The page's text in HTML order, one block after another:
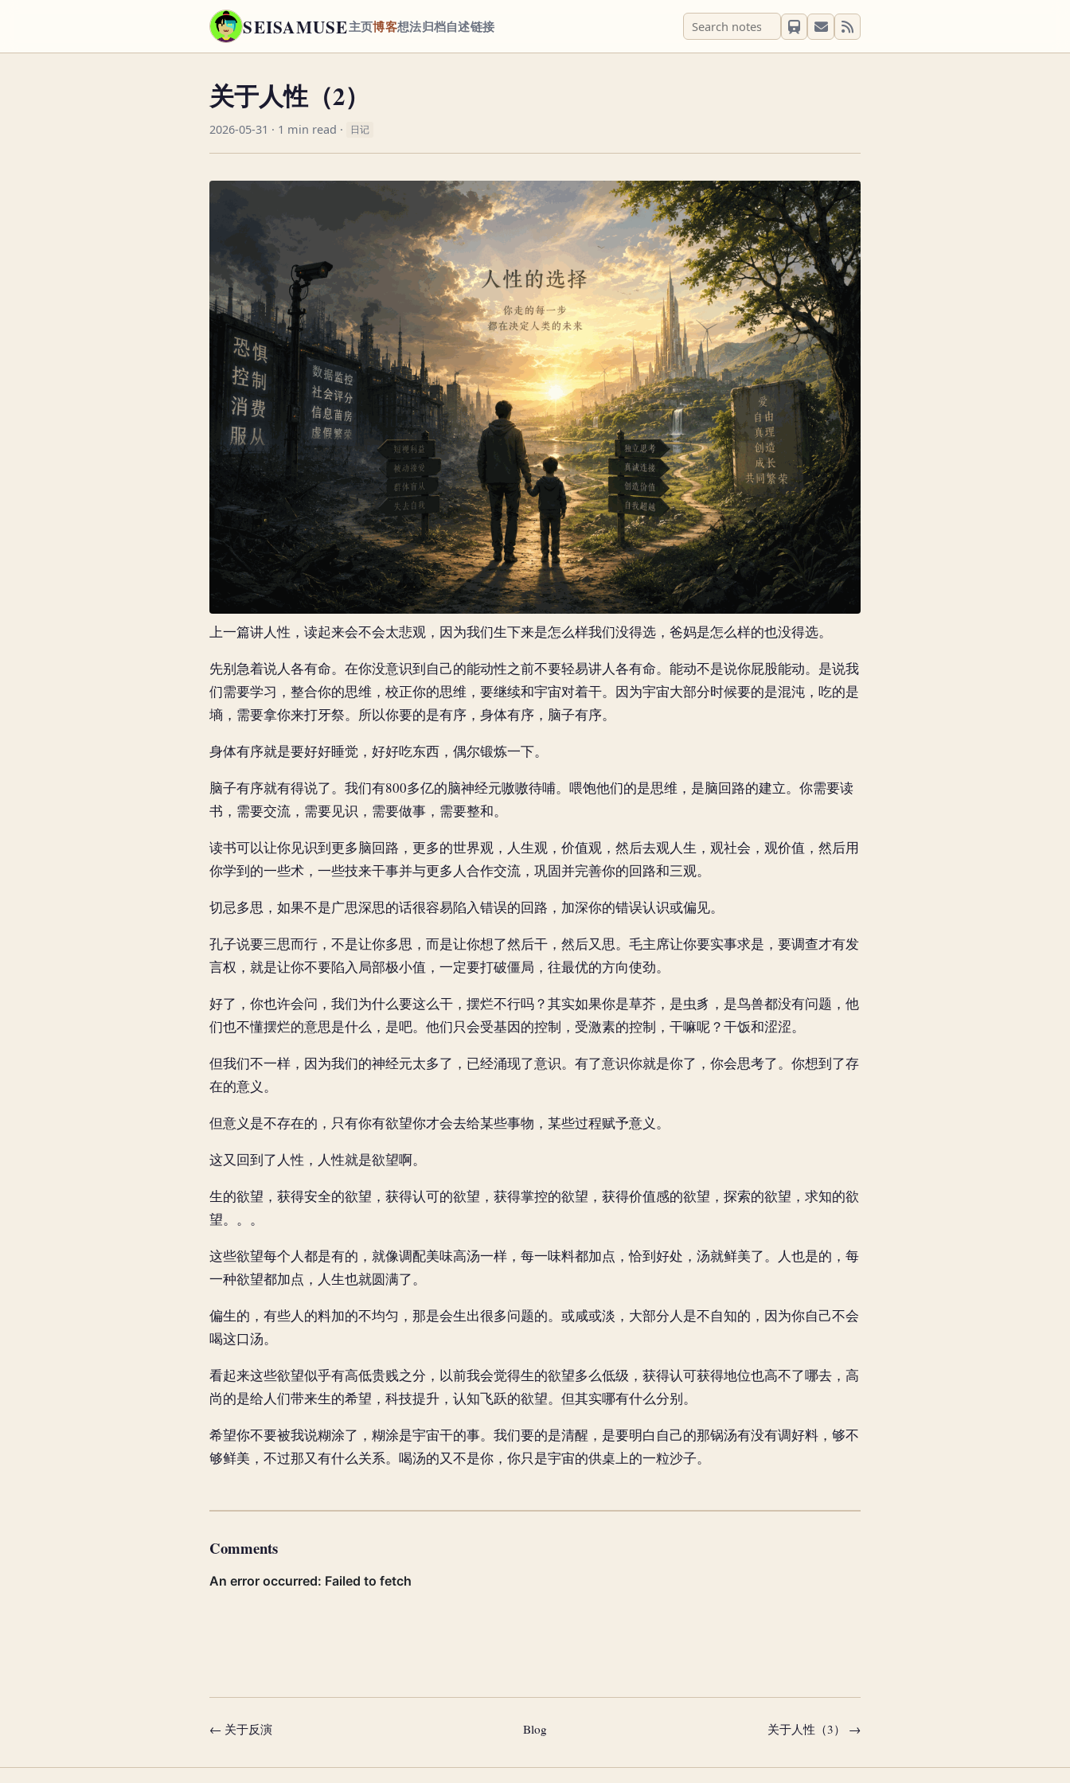
SEISAMUSE主页博客想法归档自述链接
关于人性（2）
2026-05-31 · 1 min read · 日记
上一篇讲人性，读起来会不会太悲观，因为我们生下来是怎么样我们没得选，爸妈是怎么样的也没得选。
先别急着说人各有命。在你没意识到自己的能动性之前不要轻易讲人各有命。能动不是说你屁股能动。是说我
们需要学习，整合你的思维，校正你的思维，要继续和宇宙对着干。因为宇宙大部分时候要的是混沌，吃的是
墒，需要拿你来打牙祭。所以你要的是有序，身体有序，脑子有序。
身体有序就是要好好睡觉，好好吃东西，偶尔锻炼一下。
脑子有序就有得说了。我们有800多亿的脑神经元嗷嗷待哺。喂饱他们的是思维，是脑回路的建立。你需要读
书，需要交流，需要见识，需要做事，需要整和。
读书可以让你见识到更多脑回路，更多的世界观，人生观，价值观，然后去观人生，观社会，观价值，然后用
你学到的一些术，一些技来干事并与更多人合作交流，巩固并完善你的回路和三观。
切忌多思，如果不是广思深思的话很容易陷入错误的回路，加深你的错误认识或偏见。
孔子说要三思而行，不是让你多思，而是让你想了然后干，然后又思。毛主席让你要实事求是，要调查才有发
言权，就是让你不要陷入局部极小值，一定要打破僵局，往最优的方向使劲。
好了，你也许会问，我们为什么要这么干，摆烂不行吗？其实如果你是草芥，是虫豸，是鸟兽都没有问题，他
们也不懂摆烂的意思是什么，是吧。他们只会受基因的控制，受激素的控制，干嘛呢？干饭和涩涩。
但我们不一样，因为我们的神经元太多了，已经涌现了意识。有了意识你就是你了，你会思考了。你想到了存
在的意义。
但意义是不存在的，只有你有欲望你才会去给某些事物，某些过程赋予意义。
这又回到了人性，人性就是欲望啊。
生的欲望，获得安全的欲望，获得认可的欲望，获得掌控的欲望，获得价值感的欲望，探索的欲望，求知的欲
望。。。
这些欲望每个人都是有的，就像调配美味高汤一样，每一味料都加点，恰到好处，汤就鲜美了。人也是的，每
一种欲望都加点，人生也就圆满了。
偏生的，有些人的料加的不均匀，那是会生出很多问题的。或咸或淡，大部分人是不自知的，因为你自己不会
喝这口汤。
看起来这些欲望似乎有高低贵贱之分，以前我会觉得生的欲望多么低级，获得认可获得地位也高不了哪去，高
尚的是给人们带来生的希望，科技提升，认知飞跃的欲望。但其实哪有什么分别。
希望你不要被我说糊涂了，糊涂是宇宙干的事。我们要的是清醒，是要明白自己的那锅汤有没有调好料，够不
够鲜美，不过那又有什么关系。喝汤的又不是你，你只是宇宙的供桌上的一粒沙子。
Comments
← 关于反演 Blog 关于人性（3） →